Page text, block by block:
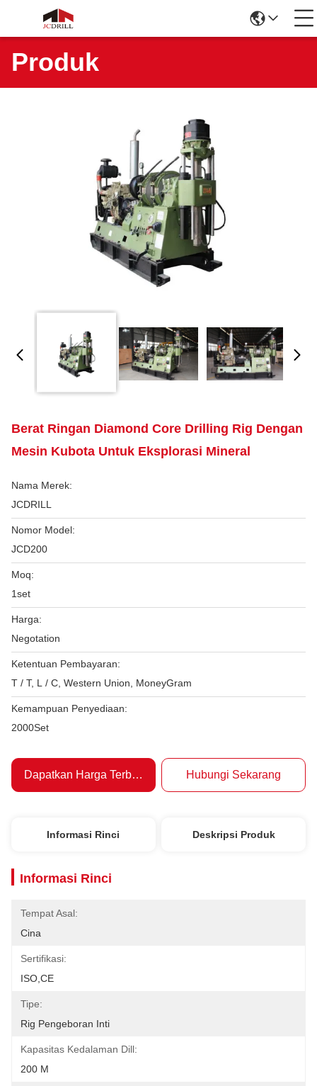
Produk
Berat Ringan Diamond Core Drilling Rig Dengan
Mesin Kubota Untuk Eksplorasi Mineral
Nama Merek:
JCDRILL
Nomor Model:
JCD200
Moq:
1set
Harga:
Negotation
Ketentuan Pembayaran:
T / T, L / C, Western Union, MoneyGram
Kemampuan Penyediaan:
2000Set
Dapatkan Harga Terbaik Hubungi Sekarang
Informasi Rinci Deskripsi Produk
Informasi Rinci
Tempat Asal:
Cina
Sertifikasi:
ISO,CE
Tipe:
Rig Pengeboran Inti
Kapasitas Kedalaman Dill:
200 M